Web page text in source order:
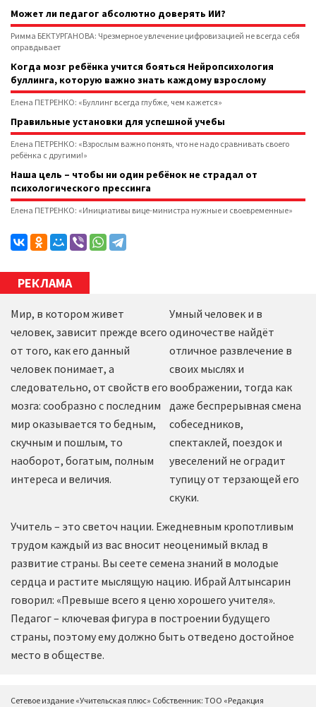
Может ли педагог абсолютно доверять ИИ?
Римма БЕКТУРГАНОВА: Чрезмерное увлечение цифровизацией не всегда себя
оправдывает
Когда мозг ребёнка учится бояться Нейропсихология
буллинга, которую важно знать каждому взрослому
Елена ПЕТРЕНКО: «Буллинг всегда глубже, чем кажется»
Правильные установки для успешной учебы
Елена ПЕТРЕНКО: «Взрослым важно понять, что не надо сравнивать своего
ребёнка с другими!»
Наша цель – чтобы ни один ребёнок не страдал от
психологического прессинга
Елена ПЕТРЕНКО: «Инициативы вице-министра нужные и своевременные»
РЕКЛАМА
Мир, в котором живет
человек, зависит прежде всего
от того, как его данный
человек понимает, а
следовательно, от свойств его
мозга: сообразно с последним
мир оказывается то бедным,
скучным и пошлым, то
наоборот, богатым, полным
интереса и величия.
Умный человек и в
одиночестве найдёт
отличное развлечение в
своих мыслях и
воображении, тогда как
даже беспрерывная смена
собеседников,
спектаклей, поездок и
увеселений не оградит
тупицу от терзающей его
скуки.
Учитель – это светоч нации. Ежедневным кропотливым
трудом каждый из вас вносит неоценимый вклад в
развитие страны. Вы сеете семена знаний в молодые
сердца и растите мыслящую нацию. Ибрай Алтынсарин
говорил: «Превыше всего я ценю хорошего учителя».
Педагог – ключевая фигура в построении будущего
страны, поэтому ему должно быть отведено достойное
место в обществе.
Сетевое издание «Учительская плюс» Собственник: ТОО «Редакция